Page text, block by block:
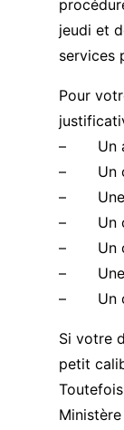
jeudi et
services
Pour
– Un
– Un
– Une
– Un
– Un
– Une
– Un
Si votre
petit